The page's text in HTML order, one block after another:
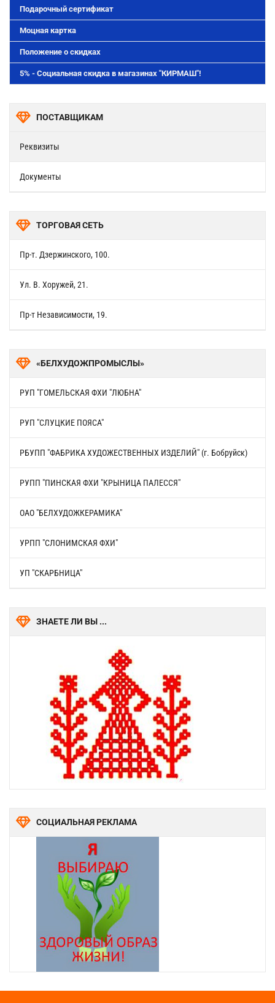
Подарочный сертификат
Моцная картка
Положение о скидках
5% - Социальная скидка в магазинах "КИРМАШ"!
ПОСТАВЩИКАМ
Реквизиты
Документы
ТОРГОВАЯ СЕТЬ
Пр-т. Дзержинского, 100.
Ул. В. Хоружей, 21.
Пр-т Независимости, 19.
«БЕЛХУДОЖПРОМЫСЛЫ»
РУП "ГОМЕЛЬСКАЯ ФХИ "ЛЮБНА"
РУП "СЛУЦКИЕ ПОЯСА"
РБУПП "ФАБРИКА ХУДОЖЕСТВЕННЫХ ИЗДЕЛИЙ" (г. Бобруйск)
РУПП "ПИНСКАЯ ФХИ "КРЫНИЦА ПАЛЕССЯ"
ОАО "БЕЛХУДОЖКЕРАМИКА"
УРПП "СЛОНИМСКАЯ ФХИ"
УП "СКАРБНИЦА"
ЗНАЕТЕ ЛИ ВЫ ...
СОЦИАЛЬНАЯ РЕКЛАМА